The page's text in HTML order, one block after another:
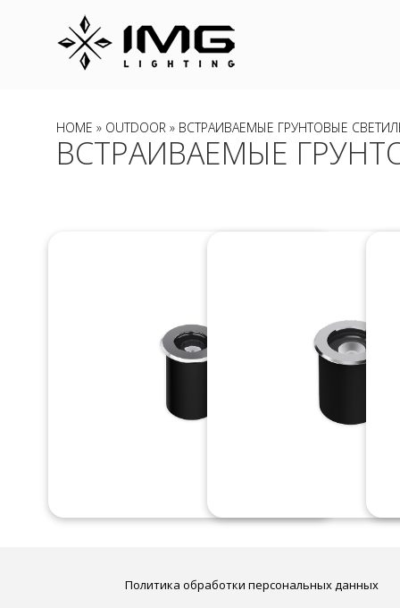
HOME » OUTDOOR » ВСТРАИВАЕМЫЕ ГРУНТОВЫЕ
ВСТРАИВАЕМЫЕ
Политика обработки персональных данных